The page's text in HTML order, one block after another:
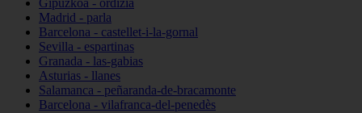
Gipuzkoa - ordizia
Madrid - parla
Barcelona - castellet-i-la-gornal
Sevilla - espartinas
Granada - las-gabias
Asturias - llanes
Salamanca - peñaranda-de-bracamonte
Barcelona - vilafranca-del-penedès